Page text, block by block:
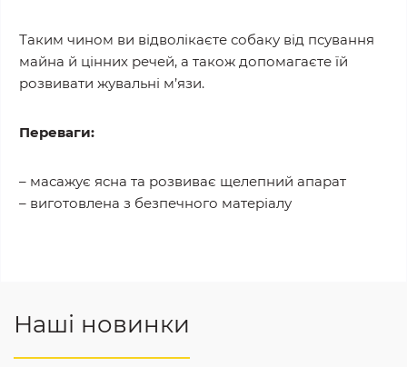
Таким чином ви відволікаєте собаку від псування
майна й цінних речей, а також допомагаєте їй
розвивати жувальні м’язи.
Переваги:
– масажує ясна та розвиває щелепний апарат
– виготовлена з безпечного матеріалу
Наші новинки